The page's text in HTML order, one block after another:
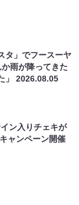
タ」でフースーヤ
雨が降ってきた
」2026.08.05
ン入りチェキが
ャンペーン開催